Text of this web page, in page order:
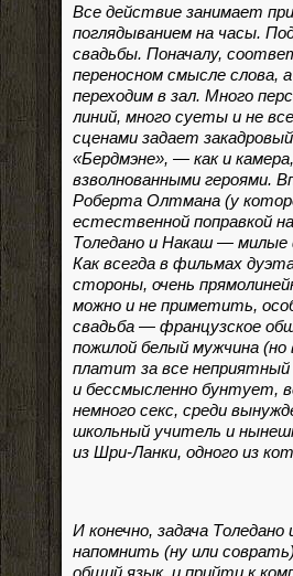
Все действие занимает
поглядыванием на часы.
свадьбы. Поначалу,
переносном смысле слова,
переходим в зал. Много
линий, много суеты и не
сценами задает
«Бердмэне», — как и
взволнованными героями.
Роберта Олтмана (у
естественной поправкой
Толедано и Накаш — милые
Как всегда в фильмах
стороны, очень
можно и не приметить,
свадьба — французское
пожилой белый мужчина
платит за все неприятный
и бессмысленно бунтует,
немного секс, среди
школьный учитель и
из Шри-Ланки, одного из
И конечно, задача
напомнить (ну или
общий язык, и прийти к